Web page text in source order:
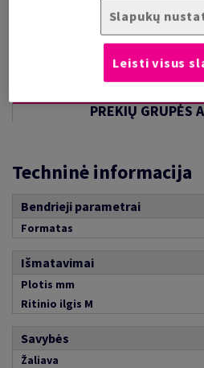
PREKIŲ GRUPĖS
Techninė informacija
Bendrieji parametrai
Formatas
Išmatavimai
Plotis mm
Ritinio ilgis M
Savybės
Žaliava
Slapukų
Leisti visus